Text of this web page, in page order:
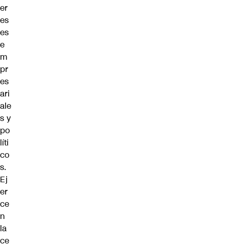
er
es
es
e
m
pr
es
ari
ale
s y
po
líti
co
s.
Ej
er
ce
n
la
ce